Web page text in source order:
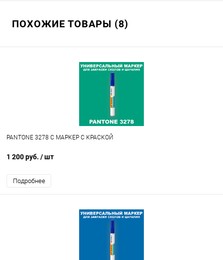
ПОХОЖИЕ ТОВАРЫ (8)
PANTONE 3278 C МАРКЕР С КРАСКОЙ
1 200 руб. / шт
Подробнее